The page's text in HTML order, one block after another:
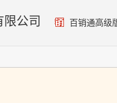
公司 百销通高级